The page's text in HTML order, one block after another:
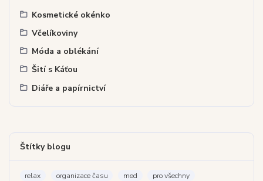
Kosmetické okénko
Včelíkoviny
Móda a oblékání
Šití s Káťou
Diáře a papírnictví
Štítky blogu
relax organizace času med pro všechny